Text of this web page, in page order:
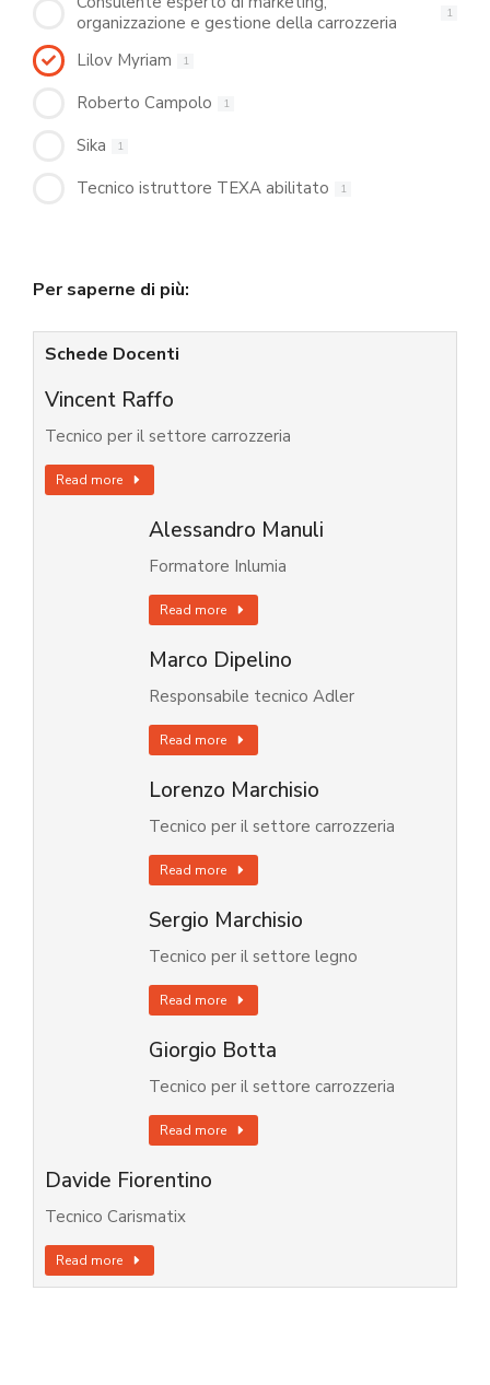
organizzazione e gestione della carrozzeria
1
Lilov Myriam 1
Roberto Campolo 1
Sika 1
Tecnico istruttore TEXA abilitato 1
Per saperne di più:
Schede Docenti
Vincent Raffo
Tecnico per il settore carrozzeria
Read more
Alessandro Manuli
Formatore Inlumia
Read more
Marco Dipelino
Responsabile tecnico Adler
Read more
Lorenzo Marchisio
Tecnico per il settore carrozzeria
Read more
Sergio Marchisio
Tecnico per il settore legno
Read more
Giorgio Botta
Tecnico per il settore carrozzeria
Read more
Davide Fiorentino
Tecnico Carismatix
Read more